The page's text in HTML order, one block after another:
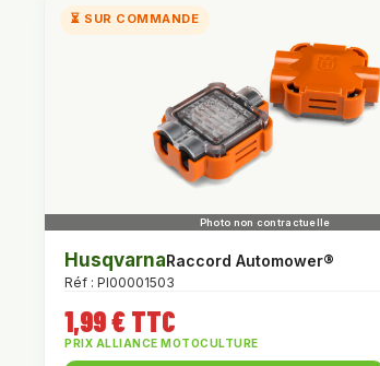
⏳ SUR COMMANDE
HusqvarnaRaccord Automower®
Réf : PI00001503
1,99 € TTC
PRIX ALLIANCE MOTOCULTURE